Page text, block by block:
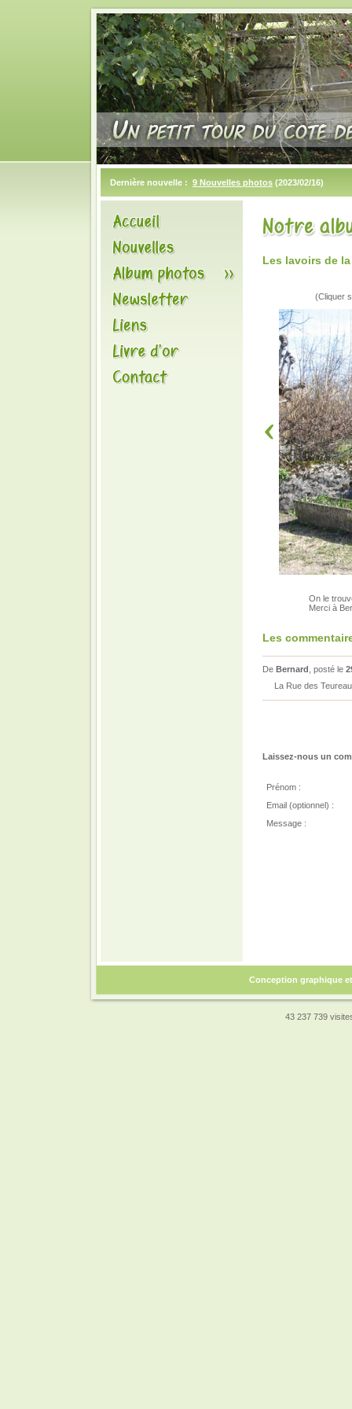
Dernière nouvelle : 9 Nouvelles photos (2023/02/16)
Les lavoirs de
(Cliquer
On le
Merci à
Les
De Bernard , posté le
La Rue des
Laissez-nous un
Prénom :
Email (optionnel) :
Message :
Conception graphique
43 237 739